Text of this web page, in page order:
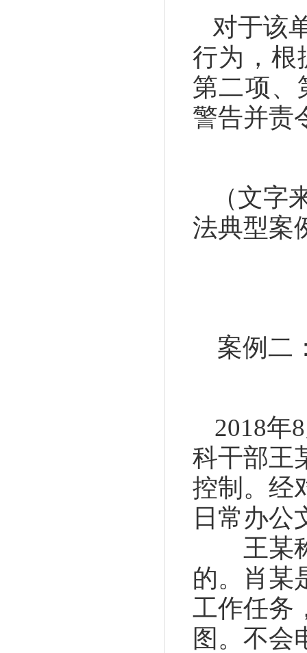
对于该
行为，根
第二项、
警告并责
（文字
法典型案
案例二
2018年
科干部王
控制。经
日常办公
王某称
的。肖某
工作任务
图。不会